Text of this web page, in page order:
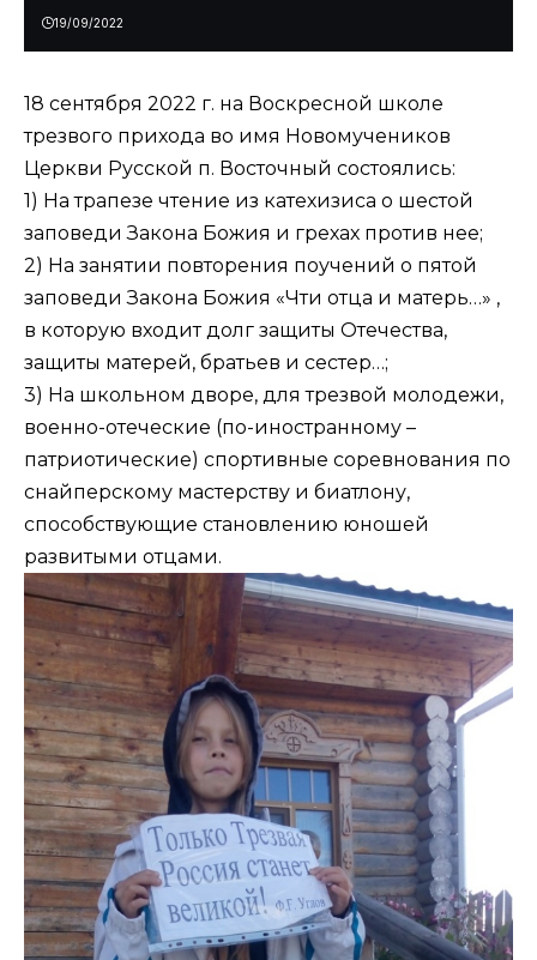
19/09/2022
18 сентября 2022 г. на Воскресной школе
трезвого прихода во имя Новомучеников
Церкви Русской п. Восточный состоялись:
1) На трапезе чтение из катехизиса о шестой
заповеди Закона Божия и грехах против нее;
2) На занятии повторения поучений о пятой
заповеди Закона Божия «Чти отца и матерь…» ,
в которую входит долг защиты Отечества,
защиты матерей, братьев и сестер…;
3) На школьном дворе, для трезвой молодежи,
военно-отеческие (по-иностранному –
патриотические) спортивные соревнования по
снайперскому мастерству и биатлону,
способствующие становлению юношей
развитыми отцами.